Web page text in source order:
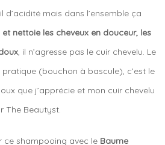
d’acidité mais dans l’ensemble ça
et nettoie les cheveux en douceur, les
, il n’agresse pas le cuir chevelu. Le
(bouchon à bascule), c’est le
que j’apprécie et mon cuir chevelu
The Beautyst.
ce shampooing avec le Baume